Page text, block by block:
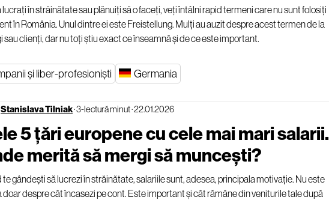
lucrați în străinătate sau plănuiți să o faceți, veți întâlni rapid termeni care nu sunt folosiți
în România. Unul dintre ei este Freistellung. Mulți au auzit despre acest termen de la
sau clienți, dar nu toți știu exact ce înseamnă și de ce este important.
și liber-profesioniști Germania
Stanislava Tilniak·3-lectură minut·22.01.2026
5 țări europene cu cele mai mari salarii.
merită să mergi să muncești?
te gândești să lucrezi în străinătate, salariile sunt, adesea, principala motivație. Nu este
doar despre cât încasezi pe cont. Este important și cât rămâne din veniturile tale după